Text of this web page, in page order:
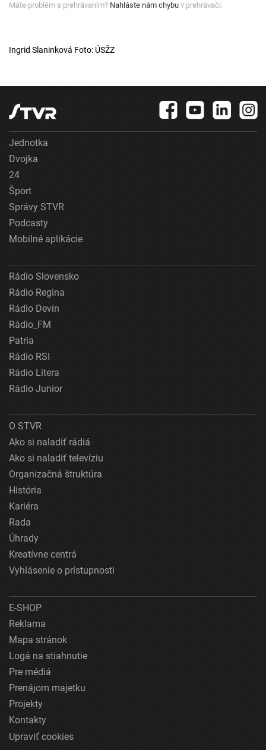
Máte problém s prehrávaním? Nahláste nám chybu v prehrávači.
Ingrid Slaninková Foto: ÚSŽZ
Jednotka
Dvojka
24
Šport
Správy STVR
Podcasty
Mobilné aplikácie
Rádio Slovensko
Rádio Regina
Rádio Devín
Rádio_FM
Patria
Rádio RSI
Rádio Litera
Rádio Junior
O STVR
Ako si naladiť rádiá
Ako si naladiť televíziu
Organizačná štruktúra
História
Kariéra
Rada
Úhrady
Kreatívne centrá
Vyhlásenie o prístupnosti
E-SHOP
Reklama
Mapa stránok
Logá na stiahnutie
Pre médiá
Prenájom majetku
Projekty
Kontakty
Upraviť cookies